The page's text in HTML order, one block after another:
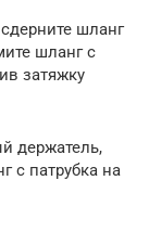
шланг
шланг с
затяжку
держатель,
с патрубка на